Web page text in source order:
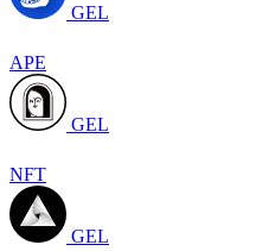
GEL
APE
GEL
NFT
GEL